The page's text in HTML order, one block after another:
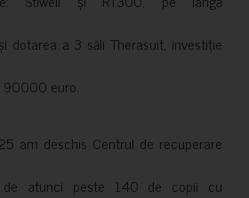
dotarea a 3 săli Therasuit, investiție
90000 euro.
am deschis Centrul de recuperare
de atunci peste 140 de copii cu